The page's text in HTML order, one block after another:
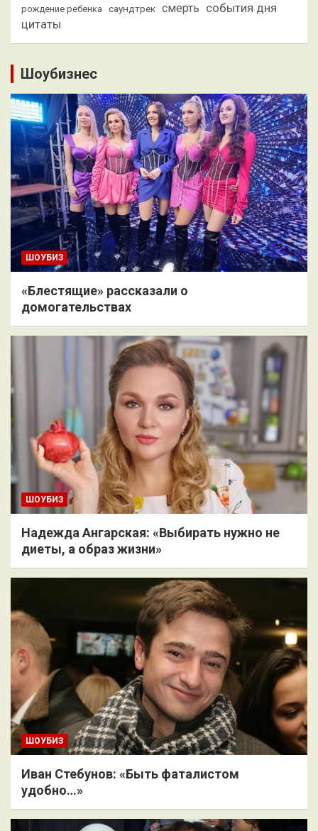
рождение ребенка саундтрек смерть события дня
цитаты
Шоубизнес
ШОУБИЗ
«Блестящие» рассказали о
домогательствах
ШОУБИЗ
Надежда Ангарская: «Выбирать нужно не
диеты, а образ жизни»
ШОУБИЗ
Иван Стебунов: «Быть фаталистом
удобно…»